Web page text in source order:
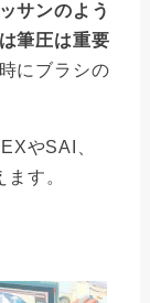
サンのよう
筆圧は重要
にブラシの
やSAI、
す。